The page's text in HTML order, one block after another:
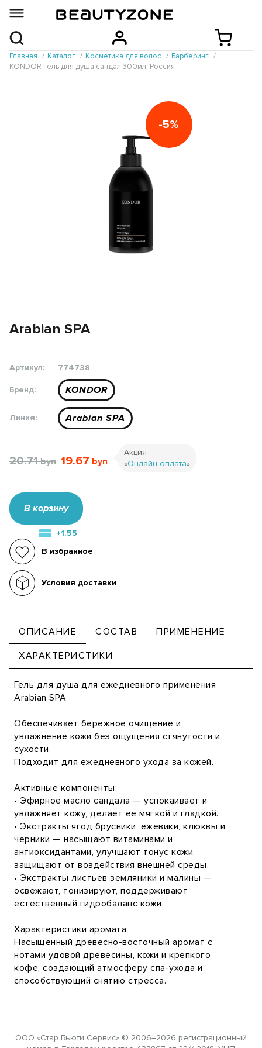
Главная Каталог Косметика для волос
Барберинг
KONDOR Гель для душа сандал 300мл, Россия
-5%
Arabian SPA
Артикул: 774738
Бренд: KONDOR
Линия: Arabian SPA
20.71 19.67
Акция
«Онлайн-оплата»
В корзину
+1.55
В избранное
Условия доставки
ОПИСАНИЕ СОСТАВ ПРИМЕНЕНИЕ
ХАРАКТЕРИСТИКИ
Гель для душа для ежедневного применения
Arabian SPA
Обеспечивает бережное очищение и
увлажнение кожи без ощущения стянутости и
сухости.
Подходит для ежедневного ухода за кожей.
Активные компоненты:
• Эфирное масло сандала — успокаивает и
увлажняет кожу, делает ее мягкой и гладкой.
• Экстракты ягод брусники, ежевики, клюквы и
черники — насыщают витаминами и
антиоксидантами, улучшают тонус кожи,
защищают от воздействия внешней среды.
• Экстракты листьев земляники и малины —
освежают, тонизируют, поддерживают
естественный гидробаланс кожи.
Характеристики аромата:
Насыщенный древесно-восточный аромат с
нотами удовой древесины, кожи и крепкого
кофе, создающий атмосферу спа-ухода и
способствующий снятию стресса.
ООО «Стар Бьюти Сервис» © 2006–2026 регистрационный